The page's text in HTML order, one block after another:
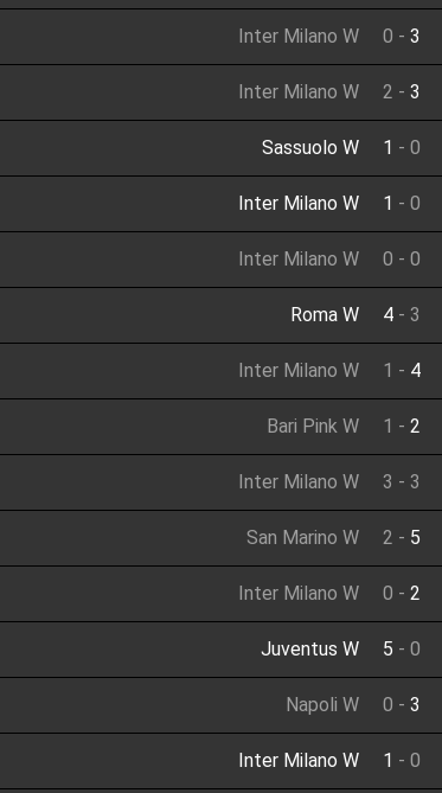
Inter Milano W 0 - 3
Inter Milano W 2 - 3
Sassuolo W 1 - 0
Inter Milano W 1 - 0
Inter Milano W 0 - 0
Roma W 4 - 3
Inter Milano W 1 - 4
Bari Pink W 1 - 2
Inter Milano W 3 - 3
San Marino W 2 - 5
Inter Milano W 0 - 2
Juventus W 5 - 0
Napoli W 0 - 3
Inter Milano W 1 - 0